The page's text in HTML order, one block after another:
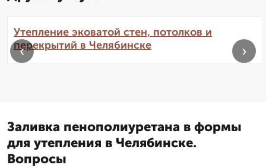
Утепление эковатой стен, потолков и
перекрытий в Челябинске
‹ ›
Заливка пенополиуретана в формы
для утепления в Челябинске.
Вопросы